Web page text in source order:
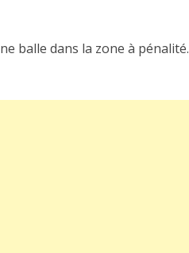
balle dans la zone à pénalité.